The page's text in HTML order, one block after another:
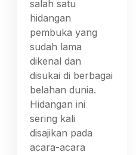
salah satu
hidangan
pembuka yang
sudah lama
dikenal dan
disukai di berbagai
belahan dunia.
Hidangan ini
sering kali
disajikan pada
acara-acara